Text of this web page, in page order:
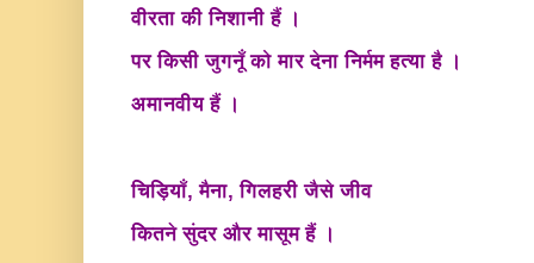
वीरता की निशानी हैं ।
पर किसी जुगनूँ को मार देना निर्मम हत्या है ।
अमानवीय हैं ।
चिड़ियाँ, मैना, गिलहरी जैसे जीव
कितने सुंदर और मासूम हैं ।